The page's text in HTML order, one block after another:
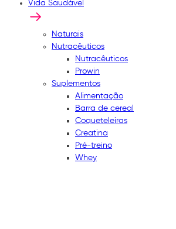
Vida Saudável
Naturais
Nutracêuticos
Nutracêuticos
Prowin
Suplementos
Alimentação
Barra de cereal
Coqueteleiras
Creatina
Pré-treino
Whey